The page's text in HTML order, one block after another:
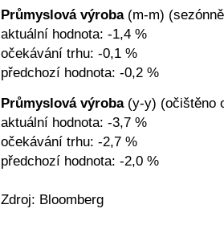
Průmyslová výroba(m-m)
aktuální hodnota: -1,4 %
očekávání trhu: -0,1 %
předchozí hodnota: -0,2 %
Průmyslová výroba(y-y) (očištěno
aktuální hodnota: -3,7 %
očekávání trhu: -2,7 %
předchozí hodnota: -2,0 %
Zdroj: Bloomberg